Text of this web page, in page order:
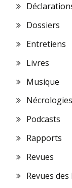
Dossiers
Entretiens
Livres
Musique
Nécrologies
Podcasts
Rapports
Revues
Revues des